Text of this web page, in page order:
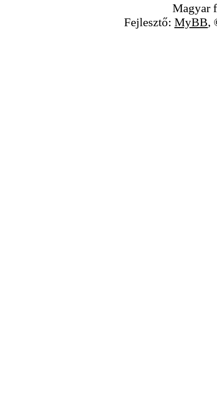
Magyar
Fejlesztő: MyBB,